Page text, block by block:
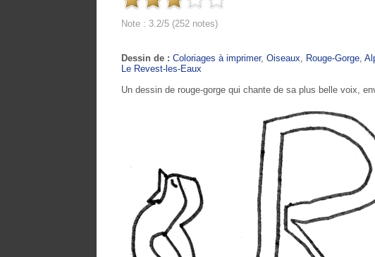
Note : 3.2/5 (252 notes)
Dessin de : Coloriages à imprimer, Oiseaux Rouge-Gorge
Le Revest-les-Eaux
Un dessin de rouge-gorge qui chante de sa plus belle voix,